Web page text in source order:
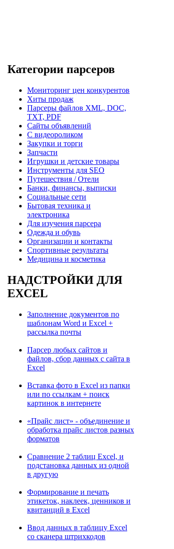
Категории парсеров
Мониторинг цен конкурентов
Хиты продаж
Парсеры файлов XML, DOC,
TXT, PDF
Сайты объявлений
С видеороликом
Закупки и торги
Запчасти
Игрушки и детские товары
Инструменты для SEO
Путешествия / Отели
Банки, финансы, выписки
Социальные сети
Бытовая техника и
электроника
Для изучения парсера
Одежда и обувь
Организации и контакты
Спортивные результаты
Медицина и косметика
НАДСТРОЙКИ ДЛЯ
EXCEL
Заполнение документов по
шаблонам Word и Excel +
рассылка почты
Парсер любых сайтов и
файлов, сбор данных с сайта в
Excel
Вставка фото в Excel из папки
или по ссылкам + поиск
картинок в интернете
«Прайс лист» - объединение и
обработка прайс листов разных
форматов
Сравнение 2 таблиц Excel, и
подстановка данных из одной
в другую
Формирование и печать
этикеток, наклеек, ценников и
квитанций в Excel
Ввод данных в таблицу Excel
со сканера штрихкодов